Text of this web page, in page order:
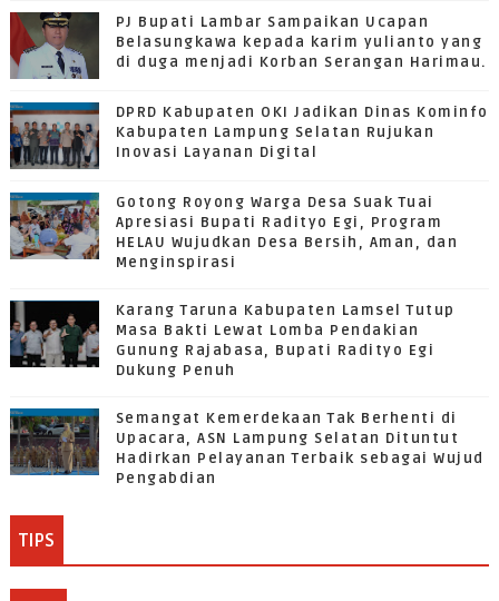
PJ Bupati Lambar Sampaikan Ucapan
Belasungkawa kepada karim yulianto yang
di duga menjadi Korban Serangan Harimau.
DPRD Kabupaten OKI Jadikan Dinas Kominfo
Kabupaten Lampung Selatan Rujukan
Inovasi Layanan Digital
Gotong Royong Warga Desa Suak Tuai
Apresiasi Bupati Radityo Egi, Program
HELAU Wujudkan Desa Bersih, Aman, dan
Menginspirasi
Karang Taruna Kabupaten Lamsel Tutup
Masa Bakti Lewat Lomba Pendakian
Gunung Rajabasa, Bupati Radityo Egi
Dukung Penuh
Semangat Kemerdekaan Tak Berhenti di
Upacara, ASN Lampung Selatan Dituntut
Hadirkan Pelayanan Terbaik sebagai Wujud
Pengabdian
TIPS